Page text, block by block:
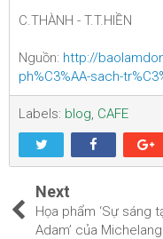
C.THÀNH - T.T.HIỀN
Nguồn: http://
ph%C3%AA-sach-
Labels: blog CAFE
Next
Họa phẩm ‘Sự sáng
Adam’ của